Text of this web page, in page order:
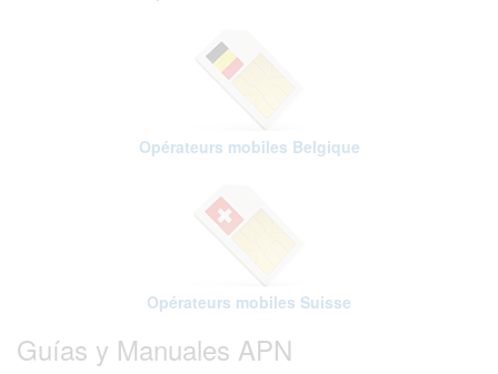
Opérateurs mobiles Belgique
Opérateurs mobiles Suisse
Guías y Manuales APN